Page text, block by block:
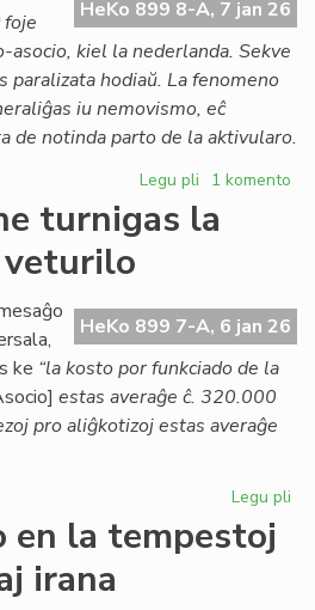
HeKo 899 8-A, 7 jan 26
kiel la nederlanda. Sekve
paralizata hodiaŭ. La fenomeno
iu nemovismo, eĉ
de notinda parto de la aktivularo.
Legu pli pri
Kessous
agonianta
SAT
1 komento
turnigas la
HeKo 899 7-A, 6 jan 26
ke “la kosto por funkciado de la
estas averaĝe ĉ. 320.000
pro aliĝkotizoj estas averaĝe
Legu pli
en la tempestoj
irana